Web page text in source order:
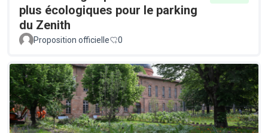
plus écologiques pour le parking
du Zenith
Proposition officielle 0